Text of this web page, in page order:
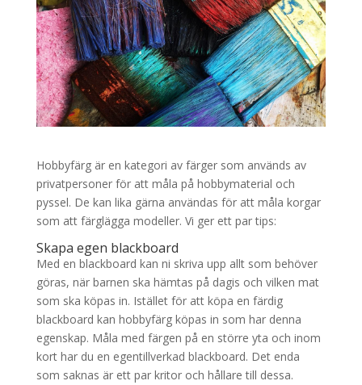
Hobbyfärg är en kategori av färger som används av
privatpersoner för att måla på hobbymaterial och
pyssel. De kan lika gärna användas för att måla korgar
som att färglägga modeller. Vi ger ett par tips:
Skapa egen blackboard
Med en blackboard kan ni skriva upp allt som behöver
göras, när barnen ska hämtas på dagis och vilken mat
som ska köpas in. Istället för att köpa en färdig
blackboard kan hobbyfärg köpas in som har denna
egenskap. Måla med färgen på en större yta och inom
kort har du en egentillverkad blackboard. Det enda
som saknas är ett par kritor och hållare till dessa.